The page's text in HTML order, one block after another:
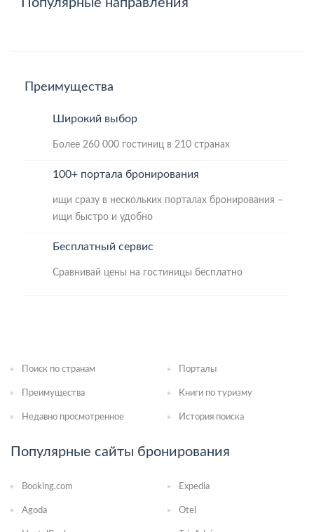
Популярные направления
Преимущества
Широкий выбор
Более 260 000 гостиниц в 210 странах
100+ портала бронирования
ищи сразу в нескольких порталах бронирования –
ищи быстро и удобно
Бесплатный сервис
Сравнивай цены на гостиницы бесплатно
Пoиcк пo странам Порталы
Преимущества Книги по туризму
Недавно просмотренное История поиска
Популярные сайты бронирования
Booking.com Expedia
Agoda Otel